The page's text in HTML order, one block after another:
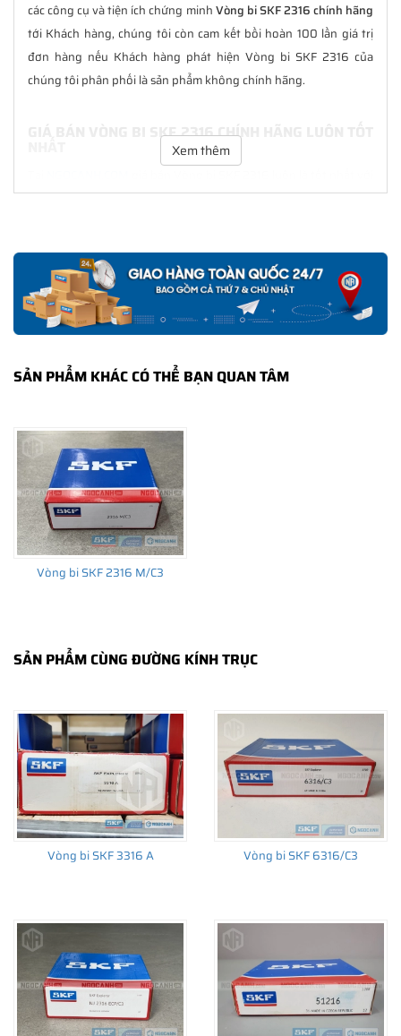
các công cụ và tiện ích chứng minhVòng bi SKF 2316 chính hãng
tới Khách hàng, chúng tôi còn cam kết bồi hoàn 100 lần giá trị
đơn hàng nếu Khách hàng phát hiện Vòng bi SKF 2316 của
chúng tôi phân phối là sản phẩm không chính hãng.
GIÁ BÁN VÒNG BI SKF 2316 CHÍNH HÃNG LUÔN TỐT
nhiều ưu đãi kèm theo và các dịch vụ hẫu mãi sau bán hàng.
CHẾ ĐỘ BẢO HÀNH VÒNG BI SKF 2316 CHÍNH HÃNG
Tất cả các sản phẩm SKF chính hãng doSKF Ngọc Anh
phân
hành của nhà sản xuất.
CHÍNH HÃNG
Mua hàng tại các đại lý ủy quyền của SKF để yên tâm về nguồn
gốc của sản phẩm. Ngoài ra bạn cũng có thể tự kiểm tra và phân
biệt các sản phẩm SKF chính hãng bằng các cách sau:
✅Những cách phân biệt vòng bi SKF giả bằng mắt thường
✅SKF Authenticate, Phần mềm kiểm tra vòng bi SKF giả
✅ Cảnh báo của chuyên gia SKF về vòng bi SKF giả
•Xuất xứ vòng bi SKF chính hãng ở đâu?
•Chất lượng vòng bi SKF chính hãng
Xem thêm
SẢN PHẨM KHÁC CÓ THỂ BẠN QUAN TÂM
Vòng bi SKF 2316 M/C3
SẢN PHẨM CÙNG ĐƯỜNG KÍNH TRỤC
Vòng bi SKF 3316 A Vòng bi SKF 6316/C3